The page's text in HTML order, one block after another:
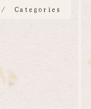
Categories